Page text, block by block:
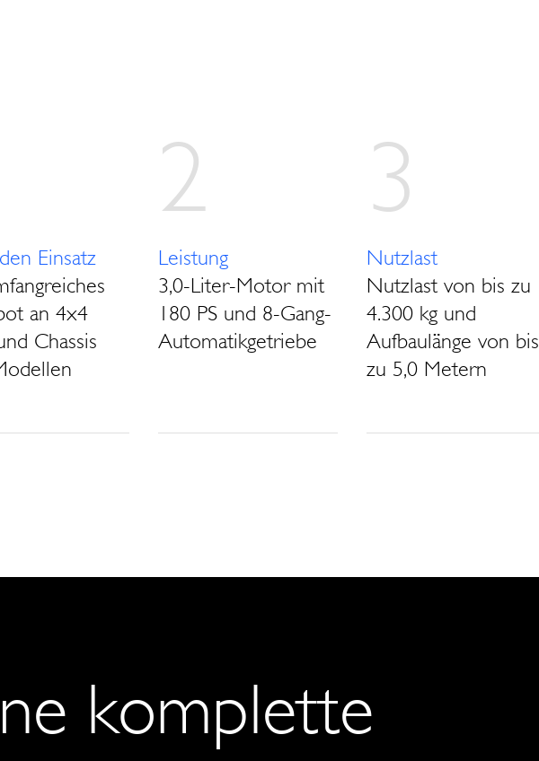
Einsatz
an 4x4
Chassis
2
Leistung
3,0-Liter-Motor mit
180 PS und 8-Gang-
Automatikgetriebe
3
Nutzlast
Nutzlast von bis zu
4.300 kg und
Aufbaulänge von bis
zu 5,0 Metern
komplette